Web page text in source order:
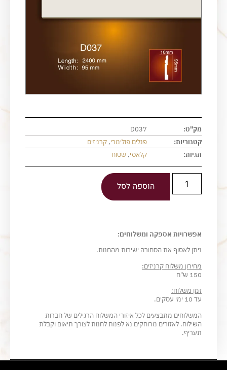
מק"ט:
D037
קטגוריות:
פנלים פולימרי, קרניזים
תגיות:
קלאסי, שטוח
הוספה לסל
אפשרויות אספקה ומשלוחים:
ניתן לאסוף את הסחורה ישירות מהחנות.
מחירון משלוח קרניזים:
150 ש"ח
זמן משלוח:
עד 10 ימי עסקים.
המשלוחים מתבצעים לכל איזורי המשלוח הרגילים של חברות
השילוח. לאזורים מרוחקים נא לפנות לחנות לצורך תיאום וקבלת
תעריף.